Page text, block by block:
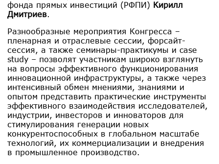
фонда прямых инвестиций (РФПИ) Кирилл
Дмитриев.
Разнообразные мероприятия Конгресса –
пленарная и отраслевые сессии, форсайт-
сессия, а также семинары-практикумы и case
study – позволят участникам широко взглянуть
на вопросы эффективного функционирования
инновационной инфраструктуры, а также через
интенсивный обмен мнениями, знаниями и
опытом представить практические инструменты
эффективного взаимодействия исследователей,
индустрии, инвесторов и инноваторов для
стимулирования генерации новых
конкурентоспособных в глобальном масштабе
технологий, их коммерциализации и внедрения
в промышленное производство.